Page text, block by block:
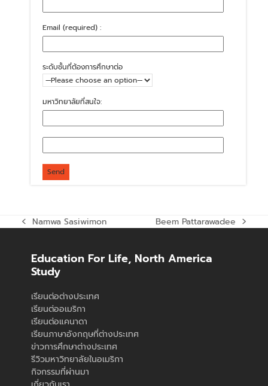
Email (required) :
ระดับชั้นที่ต้องการศึกษาต่อ
มหาวิทยาลัยที่สนใจ:
previous
Namwa Sasiwimon
next
Beem Pattarawadee
Education For Life, North America
Study
เรียนต่อต่างประเทศ
เรียนต่ออเมริกา
เรียนต่อแคนาดา
เรียนภาษาอังกฤษที่ต่างประเทศ
ข่าวการศึกษาต่างประเทศ
รีวิวมหาวิทยาลัยในอเมริกา
กิจกรรมที่ผ่านมา